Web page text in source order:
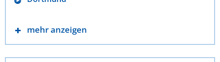
mehr anzeigen